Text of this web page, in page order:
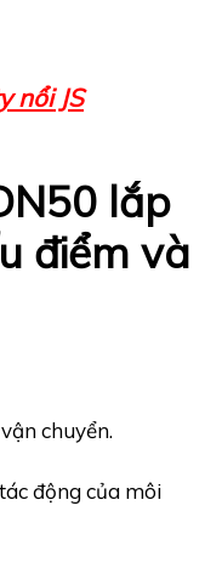
nổi JS
lắp
điểm và
chuyển.
động của môi